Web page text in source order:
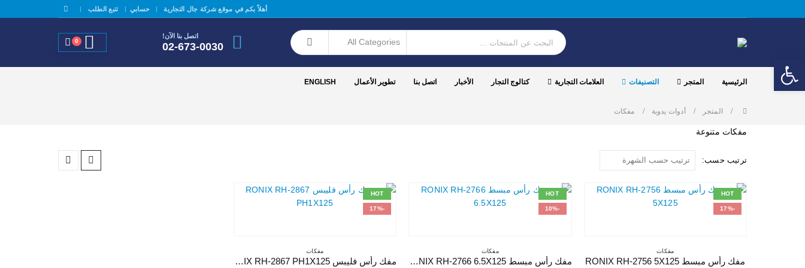
Open toolbar
أهلاً بكم في موقع شركة جال التجارية | حسابي تتبع الطلب |
اتصل بنا الآن!
02-673-0030
0
الرئيسية المتجر التصنيفات العلامات التجارية كتالوج التجار الأخبار اتصل بنا تطوير الأعمال ENGLISH
المتجر أدوات يدوية مفكات
مفكات متنوعة
ترتيب حسب:
HOT
-17%
مفكات
مفك رأس مبسط RONIX RH-2756 5X125
HOT
-10%
مفكات
مفك رأس مبسط RONIX RH-2766 6.5X125
HOT
-17%
مفكات
مفك رأس فليبس RONIX RH-2867 PH1X125